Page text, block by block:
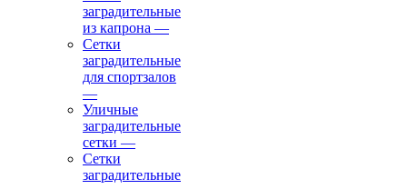
заградительные
из капрона —
Сетки
заградительные
для спортзалов
—
Уличные
заградительные
сетки —
Сетки
заградительные